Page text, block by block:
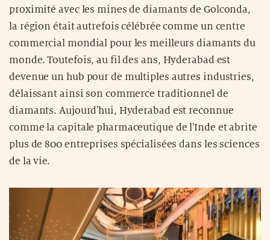
proximité avec les mines de diamants de Golconda,
la région était autrefois célébrée comme un centre
commercial mondial pour les meilleurs diamants du
monde. Toutefois, au fil des ans, Hyderabad est
devenue un hub pour de multiples autres industries,
délaissant ainsi son commerce traditionnel de
diamants. Aujourd'hui, Hyderabad est reconnue
comme la capitale pharmaceutique de l'Inde et abrite
plus de 800 entreprises spécialisées dans les sciences
de la vie.